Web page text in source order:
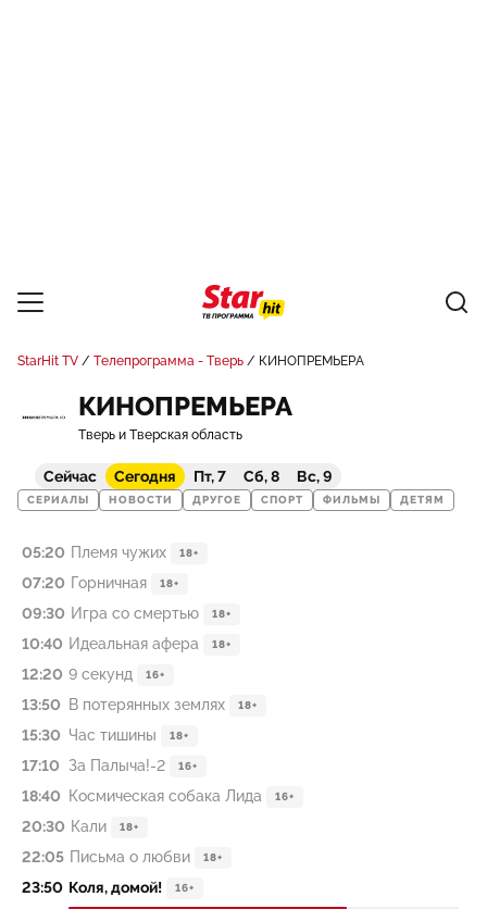
StarHit TV Телепрограмма - Тверь КИНОПРЕМЬЕРА
КИНОПРЕМЬЕРА
Тверь и Тверская область
Сейчас Сегодня Пт, 7 Сб, 8 Вс, 9
СЕРИАЛЫ НОВОСТИ ДРУГОЕ СПОРТ ФИЛЬМЫ ДЕТЯМ
05:20 Племя чужих 18+
07:20 Горничная 18+
09:30 Игра со смертью 18+
10:40 Идеальная афера 18+
12:20 9 секунд 16+
13:50 В потерянных землях 18+
15:30 Час тишины 18+
17:10 За Палыча!-2 16+
18:40 Космическая собака Лида 16+
20:30 Кали 18+
22:05 Письма о любви 18+
23:50 Коля, домой! 16+